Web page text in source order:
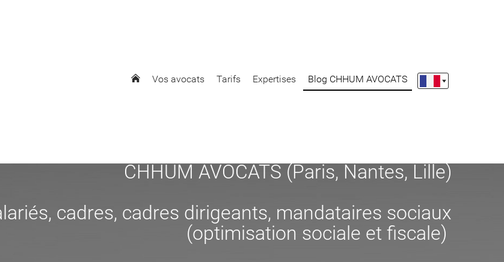
Vos avocats Tarifs Expertises Blog CHHUM AVOCATS
CHHUM AVOCATS (Paris, Nantes, Lille)
cadres, cadres dirigeants, mandataires sociaux
(optimisation sociale et fiscale)